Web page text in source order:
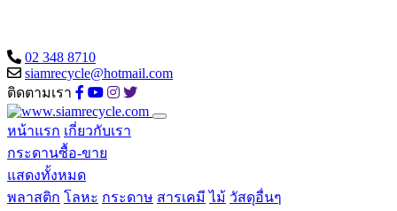
02 348 8710
siamrecycle@hotmail.com
ติดตามเรา
หน้าแรก เกี่ยวกับเรา
กระดานซื้อ-ขาย
แสดงทั้งหมด
พลาสติก โลหะ กระดาษ สารเคมี ไม้ วัสดุอื่นๆ